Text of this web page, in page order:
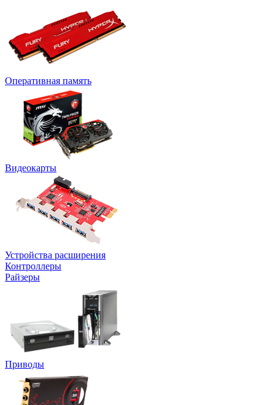
Оперативная память
Видеокарты
Устройства расширения
Контроллеры
Райзеры
Приводы